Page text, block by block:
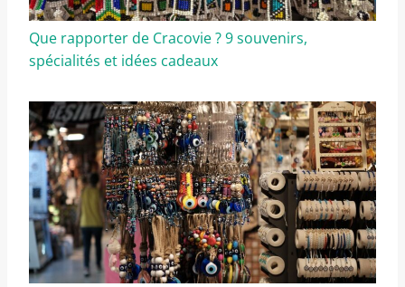
Que rapporter de Cracovie ? 9 souvenirs,
spécialités et idées cadeaux